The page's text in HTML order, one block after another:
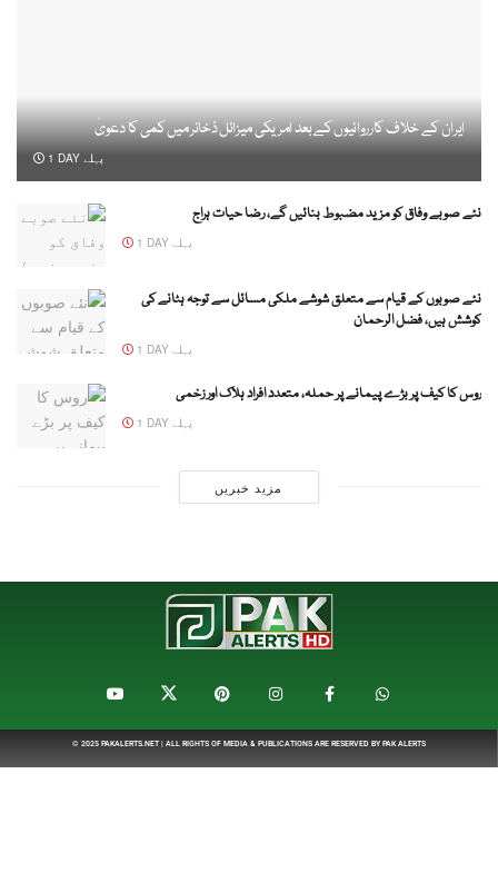
ایران کے خلاف کارروائیوں کے بعد امریکی میزائل ذخائر میں کمی کا دعویٰ
1 DAY پہلے
نئے صوبے وفاق کو مزید مضبوط بنائیں گے، رضا حیات ہراج
1 DAY پہلے
نئے صوبوں کے قیام سے متعلق شوشے ملکی مسائل سے توجہ ہٹانے کی
کوشش ہیں، فضل الرحمان
1 DAY پہلے
روس کا کیف پر بڑے پیمانے پر حملہ، متعدد افراد ہلاک اور زخمی
1 DAY پہلے
مزید خبریں
© 2025 PAKALERTS.NET| ALL RIGHTS OF MEDIA & PUBLICATIONS ARE RESERVED BY PAK ALERTS